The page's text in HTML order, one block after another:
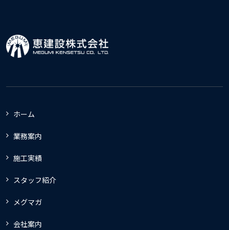
ホーム
業務案内
施工実績
スタッフ紹介
メグマガ
会社案内